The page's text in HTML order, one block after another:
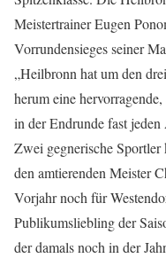
Meistertrainer Eugen
Vorrundensieges seiner
„Heilbronn hat um den
herum eine
in der Endrunde fast
Zwei gegnerische Sportler
den amtierenden Meister
Vorjahr noch für
Publikumsliebling der
der damals noch in der